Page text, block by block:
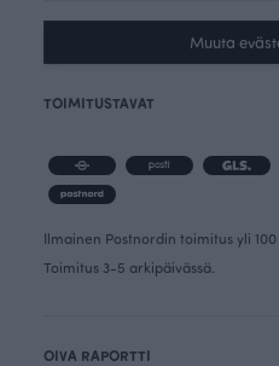
Muuta
TOIMITUSTAVAT
Ilmainen Postnordin toimitus yli
Toimitus 3-5 arkipäivässä.
OIVA RAPORTTI